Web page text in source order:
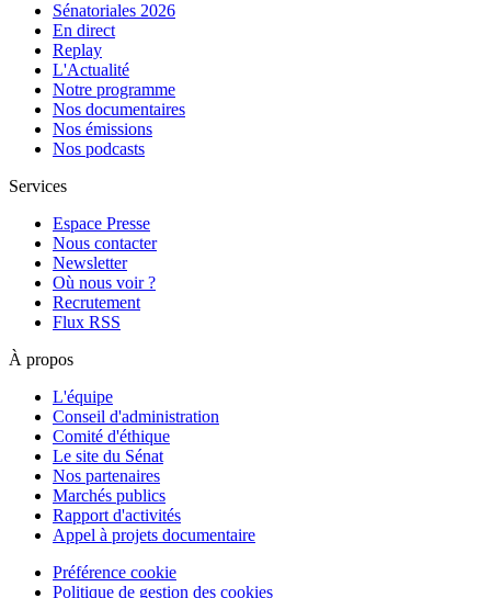
Sénatoriales 2026
En direct
Replay
L'Actualité
Notre programme
Nos documentaires
Nos émissions
Nos podcasts
Services
Espace Presse
Nous contacter
Newsletter
Où nous voir ?
Recrutement
Flux RSS
À propos
L'équipe
Conseil d'administration
Comité d'éthique
Le site du Sénat
Nos partenaires
Marchés publics
Rapport d'activités
Appel à projets documentaire
Préférence cookie
Politique de gestion des cookies